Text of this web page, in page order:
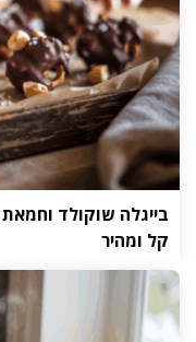
בייגלה שוקולד וחמאת
קל ומהיר